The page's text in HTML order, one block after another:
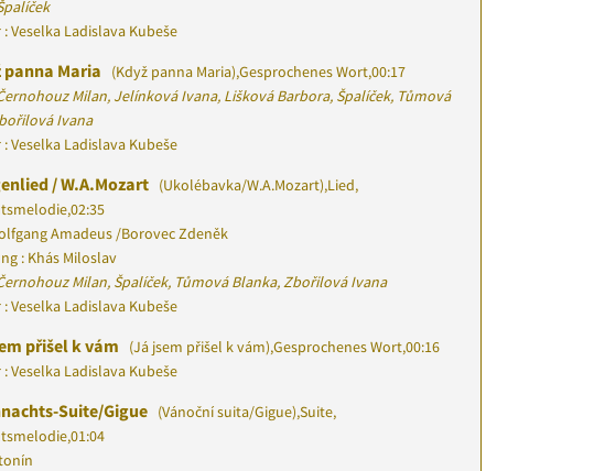
Veselka Ladislava Kubeše
panna Maria (Když panna Maria),Gesprochenes Wort,00:17
Milan, Jelínková Ivana, Lišková Barbora, Špalíček, Tůmová
Ivana
Veselka Ladislava Kubeše
/ W.A.Mozart (Ukolébavka/W.A.Mozart),Lied,
,02:35
Amadeus /Borovec Zdeněk
: Khás Miloslav
Milan, Špalíček, Tůmová Blanka, Zbořilová Ivana
Veselka Ladislava Kubeše
přišel k vám (Já jsem přišel k vám),Gesprochenes Wort,00:16
Veselka Ladislava Kubeše
Suite/Gigue (Vánoční suita/Gigue),Suite,
,01:04